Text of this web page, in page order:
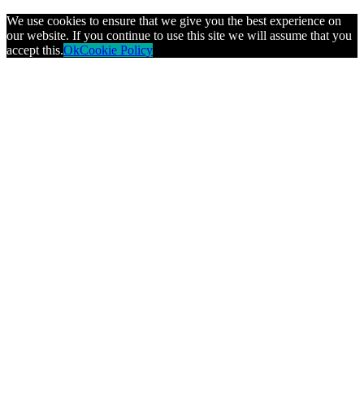
We use cookies to ensure that we give you the best experience on
our website. If you continue to use this site we will assume that you
accept this.OkCookie Policy